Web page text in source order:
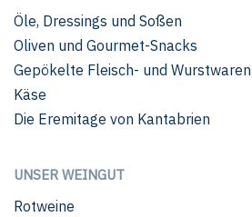
Öle, Dressings und Soßen
Oliven und Gourmet-Snacks
Gepökelte Fleisch- und Wurstwaren
Käse
Die Eremitage von Kantabrien
UNSER WEINGUT
Rotweine